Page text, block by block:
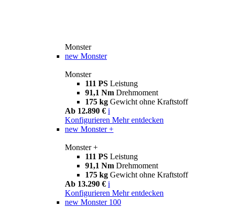
Monster
new Monster
Monster
111 PS Leistung
91,1 Nm Drehmoment
175 kg Gewicht ohne Kraftstoff
Ab 12.890 € i
Konfigurieren Mehr entdecken
new Monster +
Monster +
111 PS Leistung
91,1 Nm Drehmoment
175 kg Gewicht ohne Kraftstoff
Ab 13.290 € i
Konfigurieren Mehr entdecken
new Monster 100